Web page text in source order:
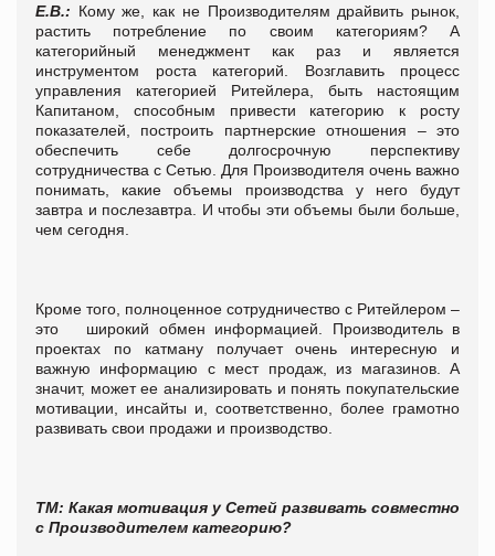
Е.В.: Кому же, как не Производителям драйвить рынок,
растить потребление по своим категориям? А
категорийный менеджмент как раз и является
инструментом роста категорий. Возглавить процесс
управления категорией Ритейлера, быть настоящим
Капитаном, способным привести категорию к росту
показателей, построить партнерские отношения – это
обеспечить себе долгосрочную перспективу
сотрудничества с Сетью. Для Производителя очень важно
понимать, какие объемы производства у него будут
завтра и послезавтра. И чтобы эти объемы были больше,
чем сегодня.
Кроме того, полноценное сотрудничество с Ритейлером –
это широкий обмен информацией. Производитель в
проектах по катману получает очень интересную и
важную информацию с мест продаж, из магазинов. А
значит, может ее анализировать и понять покупательские
мотивации, инсайты и, соответственно, более грамотно
развивать свои продажи и производство.
ТМ: Какая мотивация у Сетей развивать совместно
с Производителем категорию?